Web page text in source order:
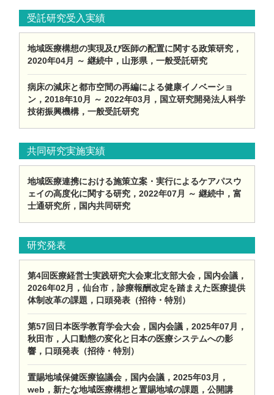
受託研究受入実績
地域医療構想の実現及び医師の配置に関する政策研究，
2020年04月 ～ 継続中，山形県，一般受託研究
病床の減床と都市空間の再編による健康イノベーショ
ン，2018年10月 ～ 2022年03月，国立研究開発法人科学
技術振興機構，一般受託研究
共同研究実施実績
地域医療連携における施策立案・実行によるケアパスウ
ェイの高度化に関する研究，2022年07月 ～ 継続中，富
士通研究所，国内共同研究
研究発表
第4回医療経営士実践研究大会東北支部大会，国内会議，
2026年02月，仙台市，診療報酬改定を踏まえた医療提供
体制改革の課題，口頭発表（招待・特別）
第57回日本医学教育学会大会，国内会議，2025年07月，
秋田市，人口動態の変化と日本の医療システムへの影
響，口頭発表（招待・特別）
置賜地域保健医療協議会，国内会議，2025年03月，
web，新たな地域医療構想と置賜地域の課題，公開講